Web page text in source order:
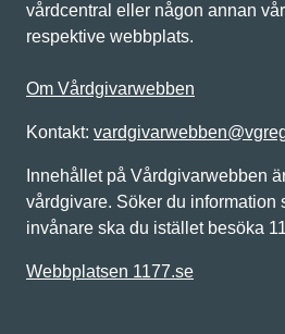
vårdcentral eller någon annan
respektive webbplats.
Om Vårdgivarwebben
Kontakt:
Innehållet på Vårdgivarwebben
vårdgivare. Söker du information
invånare ska du istället besöka
Webbplatsen 1177.se